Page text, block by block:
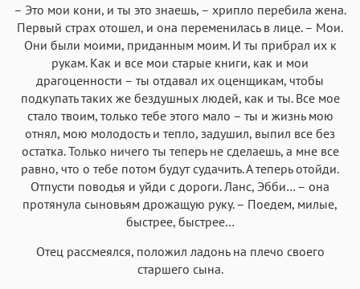
– Это мои кони, и ты это знаешь, – хрипло перебила жена.
Первый страх отошел, и она переменилась в лице. – Мои.
Они были моими, приданным моим. И ты прибрал их к
рукам. Как и все мои старые книги, как и мои
драгоценности – ты отдавал их оценщикам, чтобы
подкупать таких же бездушных людей, как и ты. Все мое
стало твоим, только тебе этого мало – ты и жизнь мою
отнял, мою молодость и тепло, задушил, выпил все без
остатка. Только ничего ты теперь не сделаешь, а мне все
равно, что о тебе потом будут судачить. А теперь отойди.
Отпусти поводья и уйди с дороги. Ланс, Эбби… – она
протянула сыновьям дрожащую руку. – Поедем, милые,
быстрее, быстрее…
Отец рассмеялся, положил ладонь на плечо своего
старшего сына.